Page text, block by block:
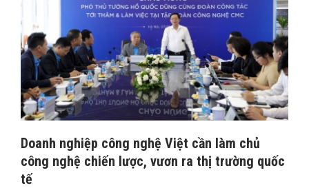
Doanh nghiệp công nghệ Việt cần làm chủ
công nghệ chiến lược, vươn ra thị trường quốc
tế